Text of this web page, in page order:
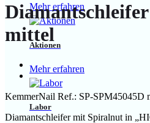
Mehr erfahren
Aktionen
Mehr erfahren
Labor
mittel
KemmerNail Ref.: SP-SPM45045D
Diamantschleifer mit Spiralnut in